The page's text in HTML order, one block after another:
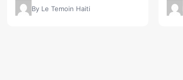
By Le Temoin Haiti